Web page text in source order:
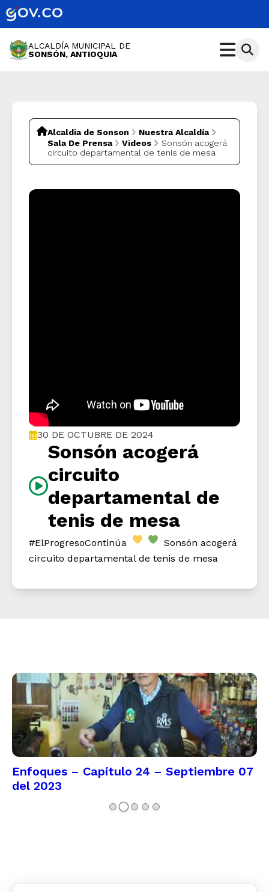
ALCALDÍA MUNICIPAL DE
SONSÓN, ANTIOQUIA
Alcaldia de Sonson
Nuestra Alcaldía
Sala De Prensa
Videos
Sonsón acogerá
circuito departamental de tenis de mesa
30 DE OCTUBRE DE 2024
Sonsón acogerá
circuito
departamental de
tenis de mesa
#ElProgresoContinúa
Sonsón acogerá
circuito departamental de tenis de mesa
Enfoques – Capítulo 24 – Septiembre 07
del 2023